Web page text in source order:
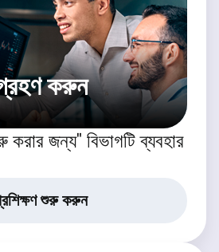
করুন
করার জন্য" বিভাগটি ব্যবহার
শুরু করুন